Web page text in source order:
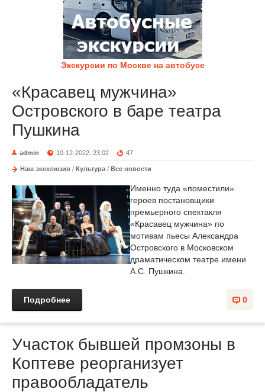
Экскурсии по Москве на автобусе
«Красавец мужчина»
Островского в баре театра
Пушкина
admin 10-12-2022, 23:02 47
Наш эксклюзив / Культура / Все новости
Именно туда «поместили»
героев постановщики
премьерного спектакля
«Красавец мужчина» по
мотивам пьесы Александра
Островского в Московском
драматическом театре имени
А.С. Пушкина.
0
Подробнее
Участок бывшей промзоны в
Коптеве реорганизует
правообладатель